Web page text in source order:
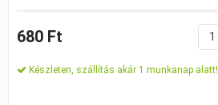
680 Ft
Készleten, szállítás akár 1 munkanap alatt!